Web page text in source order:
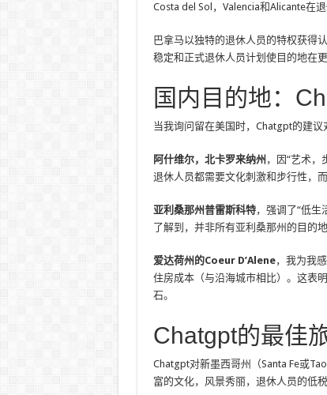
Costa del Sol，Valencia和Alicante在
巴拿马以独特的退休人员的特权获得
稳定和正式退休人员计划使目的地在
国内目的地：
当我询问留在美国时，Chatgpt的建
阿什维尔，北卡罗来纳州 ，因“艺术，
退休人员都需要文化刺激和步行性，
亚利桑那州普雷斯科特，强调了“低生
了解到，并非所有亚利桑那州的目的
爱达荷州的Coeur D’Alene，我为我
住房成本（与沿海城市相比）。这表
石。
Chatgpt的最佳
Chatgpt对新墨西哥州（Santa Fe或
富的文化，风景秀丽，退休人员的低